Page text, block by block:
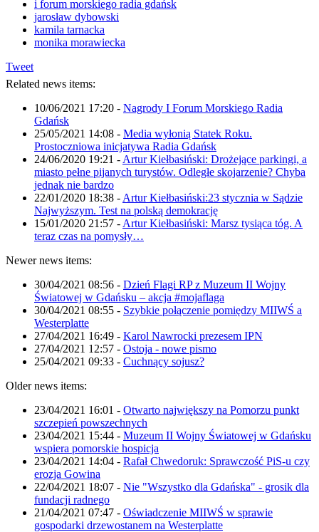
i forum morskiego radia gdańsk
jarosław dybowski
kamila tarnacka
monika morawiecka
Tweet
Related news items:
10/06/2021 17:20 - Nagrody I Forum Morskiego Radia
Gdańsk
25/05/2021 14:08 - Media wyłonią Statek Roku.
Prostoczniowa inicjatywa Radia Gdańsk
24/06/2020 19:21 - Artur Kiełbasiński: Drożejące parkingi, a
miasto pełne pijanych turystów. Odległe skojarzenie? Chyba
jednak nie bardzo
22/01/2020 18:38 - Artur Kiełbasiński:23 stycznia w Sądzie
Najwyższym. Test na polską demokrację
15/01/2020 21:57 - Artur Kiełbasiński: Marsz tysiąca tóg. A
teraz czas na pomysły…
Newer news items:
30/04/2021 08:56 - Dzień Flagi RP z Muzeum II Wojny
Światowej w Gdańsku – akcja #mojaflaga
30/04/2021 08:55 - Szybkie połączenie pomiędzy MIIWŚ a
Westerplatte
27/04/2021 16:49 - Karol Nawrocki prezesem IPN
27/04/2021 12:57 - Ostoja - nowe pismo
25/04/2021 09:33 - Cuchnący sojusz?
Older news items:
23/04/2021 16:01 - Otwarto największy na Pomorzu punkt
szczepień powszechnych
23/04/2021 15:44 - Muzeum II Wojny Światowej w Gdańsku
wspiera pomorskie hospicja
23/04/2021 14:04 - Rafał Chwedoruk: Sprawczość PiS-u czy
erozja Gowina
22/04/2021 18:07 - Nie "Wszystko dla Gdańska" - grosik dla
fundacji radnego
21/04/2021 07:47 - Oświadczenie MIIWŚ w sprawie
gospodarki drzewostanem na Westerplatte